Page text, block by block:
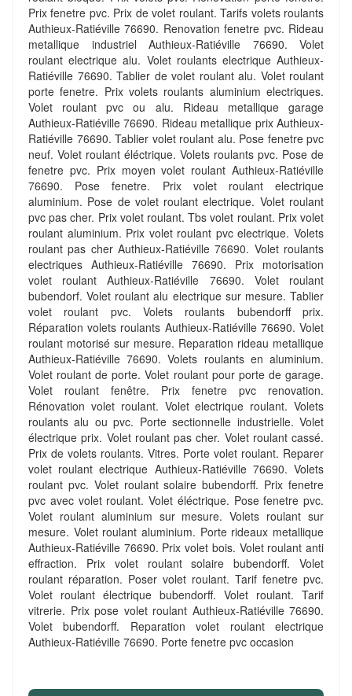
Prix fenetre pvc. Prix de volet roulant. Tarifs volets roulants
Authieux-Ratiéville 76690. Renovation fenetre pvc. Rideau
metallique industriel Authieux-Ratiéville 76690. Volet
roulant electrique alu. Volet roulants electrique Authieux-
Ratiéville 76690. Tablier de volet roulant alu. Volet roulant
porte fenetre. Prix volets roulants aluminium electriques.
Volet roulant pvc ou alu. Rideau metallique garage
Authieux-Ratiéville 76690. Rideau metallique prix Authieux-
Ratiéville 76690. Tablier volet roulant alu. Pose fenetre pvc
neuf. Volet roulant éléctrique. Volets roulants pvc. Pose de
fenetre pvc. Prix moyen volet roulant Authieux-Ratiéville
76690. Pose fenetre. Prix volet roulant electrique
aluminium. Pose de volet roulant electrique. Volet roulant
pvc pas cher. Prix volet roulant. Tbs volet roulant. Prix volet
roulant aluminium. Prix volet roulant pvc electrique. Volets
roulant pas cher Authieux-Ratiéville 76690. Volet roulants
electriques Authieux-Ratiéville 76690. Prix motorisation
volet roulant Authieux-Ratiéville 76690. Volet roulant
bubendorf. Volet roulant alu electrique sur mesure. Tablier
volet roulant pvc. Volets roulants bubendorff prix.
Réparation volets roulants Authieux-Ratiéville 76690. Volet
roulant motorisé sur mesure. Reparation rideau metallique
Authieux-Ratiéville 76690. Volets roulants en aluminium.
Volet roulant de porte. Volet roulant pour porte de garage.
Volet roulant fenêtre. Prix fenetre pvc renovation.
Rénovation volet roulant. Volet electrique roulant. Volets
roulants alu ou pvc. Porte sectionnelle industrielle. Volet
électrique prix. Volet roulant pas cher. Volet roulant cassé.
Prix de volets roulants. Vitres. Porte volet roulant. Reparer
volet roulant electrique Authieux-Ratiéville 76690. Volets
roulant pvc. Volet roulant solaire bubendorff. Prix fenetre
pvc avec volet roulant. Volet éléctrique. Pose fenetre pvc.
Volet roulant aluminium sur mesure. Volets roulant sur
mesure. Volet roulant aluminium. Porte rideaux metallique
Authieux-Ratiéville 76690. Prix volet bois. Volet roulant anti
effraction. Prix volet roulant solaire bubendorff. Volet
roulant réparation. Poser volet roulant. Tarif fenetre pvc.
Volet roulant électrique bubendorff. Volet roulant. Tarif
vitrerie. Prix pose volet roulant Authieux-Ratiéville 76690.
Volet bubendorff. Reparation volet roulant electrique
Authieux-Ratiéville 76690. Porte fenetre pvc occasion